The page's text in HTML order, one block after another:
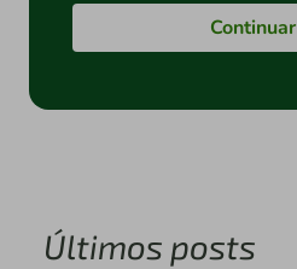
Últimos posts